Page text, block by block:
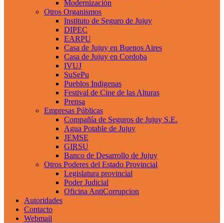
Modernización
Otros Organismos
Instituto de Seguro de Jujuy
DIPEC
EARPU
Casa de Jujuy en Buenos Aires
Casa de Jujuy en Cordoba
IVUJ
SuSePu
Pueblos Indigenas
Festival de Cine de las Alturas
Prensa
Empresas Públicas
Compañía de Seguros de Jujuy S.E.
Agua Potable de Jujuy
JEMSE
GIRSU
Banco de Desarrollo de Jujuy
Otros Poderes del Estado Provincial
Legislatura provincial
Poder Judicial
Oficina AntiCorrupcion
Autoridades
Contacto
Webmail